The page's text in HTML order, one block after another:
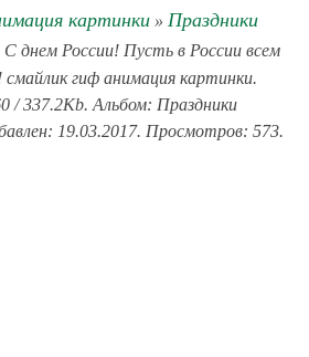
картинки» Праздники
С днем России! Пусть в России всем
гиф анимация картинки.
/ 337.2Kb. Альбом: Праздники
19.03.2017. Просмотров: 573.